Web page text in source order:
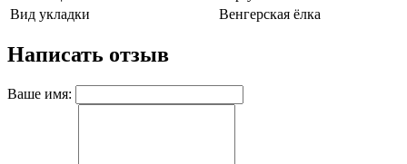
Вид укладки
Венгерская ёлка
Написать отзыв
Ваше имя: